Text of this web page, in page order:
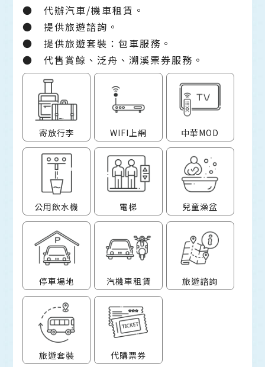
●代辦汽車/機車租賃。
●提供旅遊諮詢。
●提供旅遊套裝：包車服務。
●代售賞鯨、泛舟、溯溪票券服務。
寄放行李 WIFI上網 中華MOD
公用飲水機 電梯 兒童澡盆
停車場地 汽機車租賃 旅遊諮詢
旅遊套裝 代購票券